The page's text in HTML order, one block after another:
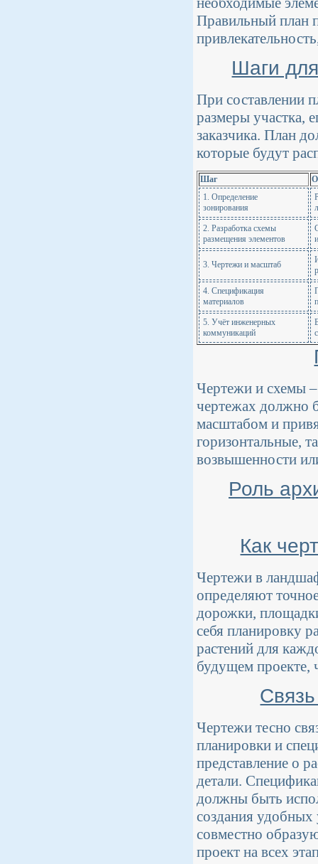
Правильный план
Шаги
При составлении
размеры участка,
заказчика. План
которые будут
Шаг
1. Определение
зонирования
2. Разработка схемы
размещения элементов
3. Чертежи и масштаб
4. Спецификация
материалов
5. Учёт инженерных
коммуникаций
Чертежи и схемы –
чертежах должно
масштабом и
горизонтальные,
возвышенности
Роль
Как
Чертежи в
определяют
дорожки,
себя планировку
растений для
будущем проекте,
Чертежи тесно
планировки и
представление о
детали.
должны быть
создания удобных
совместно
проект на всех